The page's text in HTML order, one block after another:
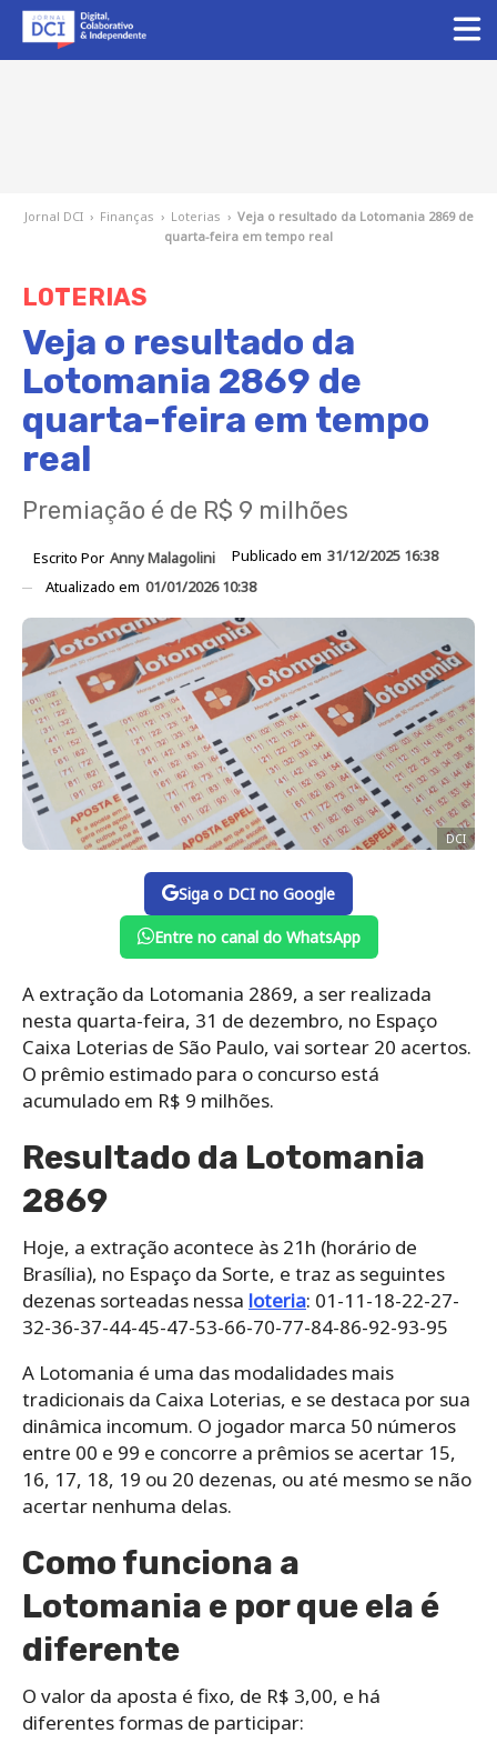
Jornal DCI › Finanças › Loterias › Veja o resultado da Lotomania 2869 de
quarta-feira em tempo real
LOTERIAS
Veja o resultado da
Lotomania 2869 de
quarta-feira em tempo
real
Premiação é de R$ 9 milhões
Escrito Por Anny Malagolini Publicado em 31/12/2025 16:38
Atualizado em 01/01/2026 10:38
DCI
Siga o DCI no Google
Entre no canal do WhatsApp
A extração da Lotomania 2869, a ser realizada
nesta quarta-feira, 31 de dezembro, no Espaço
Caixa Loterias de São Paulo, vai sortear 20 acertos.
O prêmio estimado para o concurso está
acumulado em R$ 9 milhões.
Resultado da Lotomania
2869
Hoje, a extração acontece às 21h (horário de
Brasília), no Espaço da Sorte, e traz as seguintes
dezenas sorteadas nessa loteria: 01-11-18-22-27-
32-36-37-44-45-47-53-66-70-77-84-86-92-93-95
A Lotomania é uma das modalidades mais
tradicionais da Caixa Loterias, e se destaca por sua
dinâmica incomum. O jogador marca 50 números
entre 00 e 99 e concorre a prêmios se acertar 15,
16, 17, 18, 19 ou 20 dezenas, ou até mesmo se não
acertar nenhuma delas.
Como funciona a
Lotomania e por que ela é
diferente
O valor da aposta é fixo, de R$ 3,00, e há
diferentes formas de participar: